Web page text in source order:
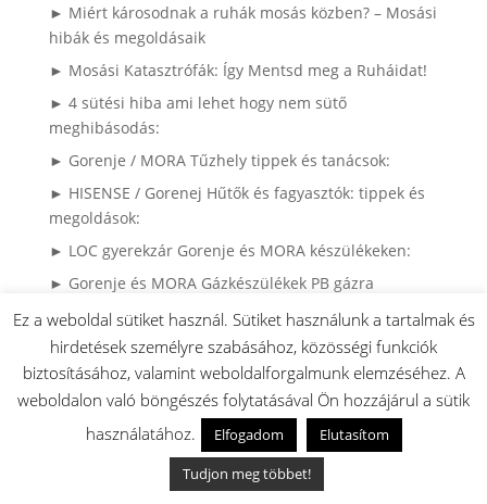
► Miért károsodnak a ruhák mosás közben? – Mosási
hibák és megoldásaik
► Mosási Katasztrófák: Így Mentsd meg a Ruháidat!
► 4 sütési hiba ami lehet hogy nem sütő
meghibásodás:
► Gorenje / MORA Tűzhely tippek és tanácsok:
► HISENSE / Gorenej Hűtők és fagyasztók: tippek és
megoldások:
► LOC gyerekzár Gorenje és MORA készülékeken:
► Gorenje és MORA Gázkészülékek PB gázra
► Kenyérsütő bordásszíjak: Hossz és szélesség infók
► 2008 előtti MORA készülékek
► Gorenje Szárítógépek használati utasítása és
alkatrészei
Ez a weboldal sütiket használ. Sütiket használunk a tartalmak és
hirdetések személyre szabásához, közösségi funkciók
biztosításához, valamint weboldalforgalmunk elemzéséhez. A
weboldalon való böngészés folytatásával Ön hozzájárul a sütik
használatához.
Elfogadom
Elutasítom
Tudjon meg többet!